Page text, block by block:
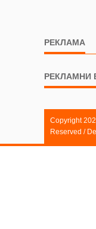
РЕКЛАМА
РЕКЛАМНИ
Copyright
Reserved /